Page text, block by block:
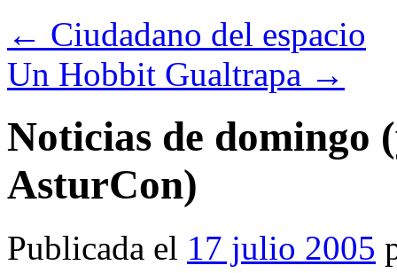
← Ciudadano del espacio
Un Hobbit Gualtrapa →
Noticias de domingo
AsturCon)
Publicada el 17 julio 2005